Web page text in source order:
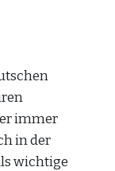
immer
in der
wichtige